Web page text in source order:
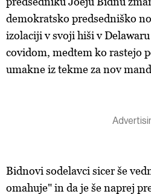
demokratsko predsedniško
izolaciji v svoji hiši v
covidom, medtem ko rastejo
umakne iz tekme za nov
Bidnovi sodelavci sicer še
omahuje" in da je še naprej